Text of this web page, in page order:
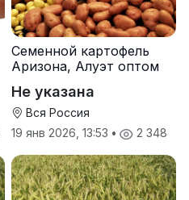
Семенной картофель
Аризона, Алуэт оптом
Не указана
Вся Россия
19 янв 2026, 13:53 • 2 348